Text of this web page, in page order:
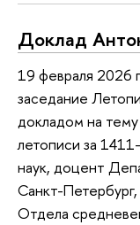
Доклад
19 февраля 2026
заседание
докладом на
летописи за
наук, доцент
Санкт-
Отдела